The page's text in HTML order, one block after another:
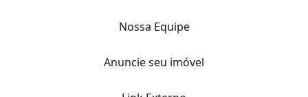
Nossa Equipe
Anuncie seu imóvel